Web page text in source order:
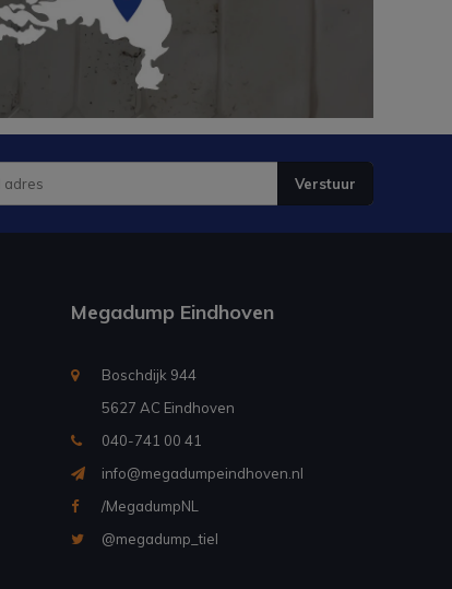
Verstuur
Megadump Eindhoven
Boschdijk 944
5627 AC Eindhoven
040-741 00 41
info@megadumpeindhoven.nl
/MegadumpNL
@megadump_tiel